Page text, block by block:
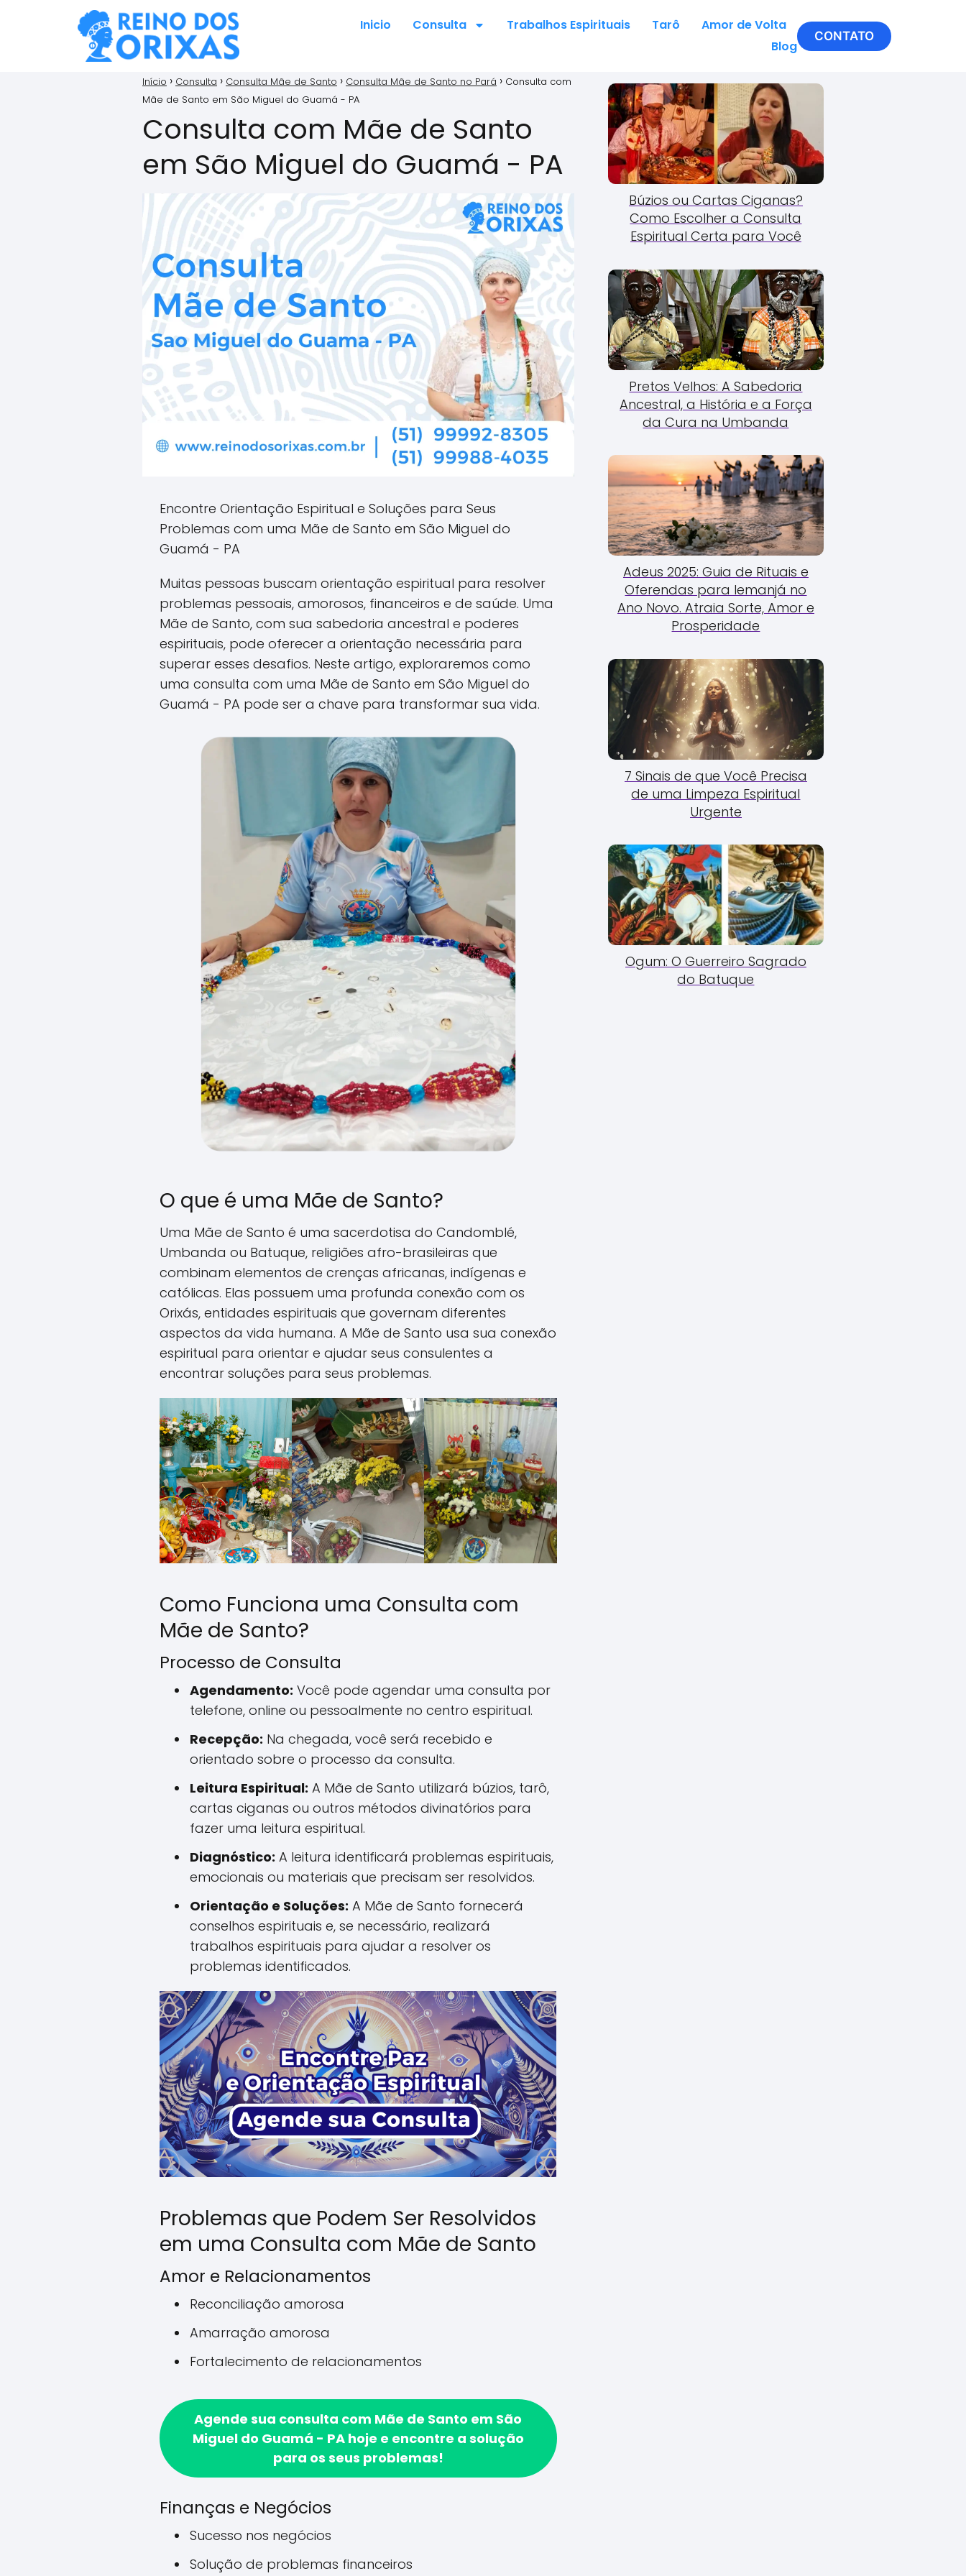
Inicio Consulta Trabalhos Espirituais Tarô
Amor de Volta
Blog
CONTATO
Início Consulta Consulta Mãe de Santo Consulta Mãe de Santo no Pará
Consulta com
Mãe de Santo em São Miguel do Guamá - PA
Consulta com Mãe de Santo
em São Miguel do Guamá - PA
Encontre Orientação Espiritual e Soluções para Seus
Problemas com uma Mãe de Santo em São Miguel do
Guamá - PA
Muitas pessoas buscam orientação espiritual para resolver
problemas pessoais, amorosos, financeiros e de saúde. Uma
Mãe de Santo, com sua sabedoria ancestral e poderes
espirituais, pode oferecer a orientação necessária para
superar esses desafios. Neste artigo, exploraremos como
uma consulta com uma Mãe de Santo em São Miguel do
Guamá - PA pode ser a chave para transformar sua vida.
O que é uma Mãe de Santo?
Uma Mãe de Santo é uma sacerdotisa do Candomblé,
Umbanda ou Batuque, religiões afro-brasileiras que
combinam elementos de crenças africanas, indígenas e
católicas. Elas possuem uma profunda conexão com os
Orixás, entidades espirituais que governam diferentes
aspectos da vida humana. A Mãe de Santo usa sua conexão
espiritual para orientar e ajudar seus consulentes a
encontrar soluções para seus problemas.
Como Funciona uma Consulta com
Mãe de Santo?
Processo de Consulta
Agendamento: Você pode agendar uma consulta por
telefone, online ou pessoalmente no centro espiritual.
Recepção: Na chegada, você será recebido e
orientado sobre o processo da consulta.
Leitura Espiritual: A Mãe de Santo utilizará búzios, tarô,
cartas ciganas ou outros métodos divinatórios para
fazer uma leitura espiritual.
Diagnóstico: A leitura identificará problemas espirituais,
emocionais ou materiais que precisam ser resolvidos.
Orientação e Soluções: A Mãe de Santo fornecerá
conselhos espirituais e, se necessário, realizará
trabalhos espirituais para ajudar a resolver os
problemas identificados.
Problemas que Podem Ser Resolvidos
em uma Consulta com Mãe de Santo
Amor e Relacionamentos
Reconciliação amorosa
Amarração amorosa
Fortalecimento de relacionamentos
Agende sua consulta com Mãe de Santo em São
Miguel do Guamá - PA hoje e encontre a solução
para os seus problemas!
Finanças e Negócios
Sucesso nos negócios
Solução de problemas financeiros
Búzios ou Cartas Ciganas?
Como Escolher a Consulta
Espiritual Certa para Você
Pretos Velhos: A Sabedoria
Ancestral, a História e a Força
da Cura na Umbanda
Adeus 2025: Guia de Rituais e
Oferendas para Iemanjá no
Ano Novo. Atraia Sorte, Amor e
Prosperidade
7 Sinais de que Você Precisa
de uma Limpeza Espiritual
Urgente
Ogum: O Guerreiro Sagrado
do Batuque